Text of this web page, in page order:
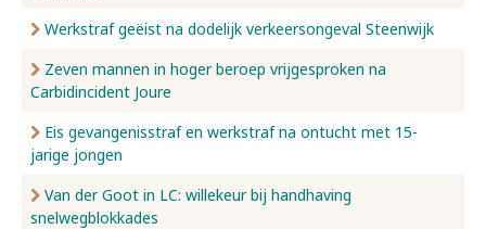
Werkstraf geëist na dodelijk verkeersongeval Steenwijk
Zeven mannen in hoger beroep vrijgesproken na
Carbidincident Joure
Eis gevangenisstraf en werkstraf na ontucht met 15-
jarige jongen
Van der Goot in LC: willekeur bij handhaving
snelwegblokkades